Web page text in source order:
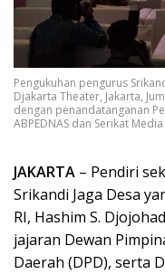
Pengukuhan pengurus
Djakarta Theater, Jakarta,
dengan penandatanganan
ABPEDNAS dan Serikat
JAKARTA – Pendiri
Srikandi Jaga Desa
RI, Hashim S.
jajaran Dewan
Daerah (DPD), serta